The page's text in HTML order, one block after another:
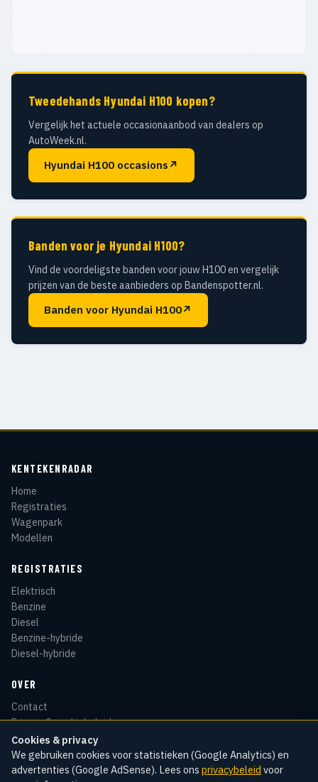
Cookies & privacy
We gebruiken cookies voor statistieken (Google Analytics) en
advertenties (Google AdSense). Lees ons privacybeleid voor
Tweedehands Hyundai H100 kopen?
Vergelijk het actuele occasionaanbod van dealers op
AutoWeek.nl.
Hyundai H100 occasions ↗
Banden voor je Hyundai H100?
Vind de voordeligste banden voor jouw H100 en vergelijk
prijzen van de beste aanbieders op Bandenspotter.nl.
Banden voor Hyundai H100↗
KENTEKENRADAR
Home
Registraties
Wagenpark
Modellen
REGISTRATIES
Elektrisch
Benzine
Diesel
Benzine-hybride
Diesel-hybride
OVER
Contact
Privacy & cookiebeleid
Disclaimer
Sitemap